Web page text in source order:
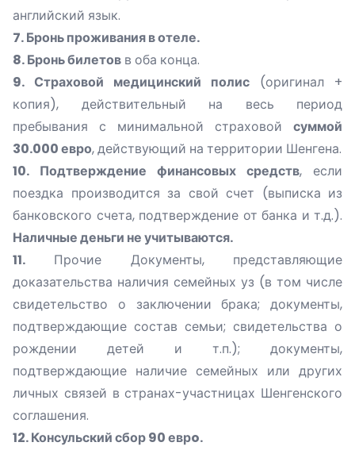
английский язык.
7. Бронь проживания в отеле.
8. Бронь билетов в оба конца.
9. Страховой медицинский полис (оригинал +
копия), действительный на весь период
пребывания с минимальной страховой суммой
30.000 евро, действующий на территории Шенгена.
10. Подтверждение финансовых средств, если
поездка производится за свой счет (выписка из
банковского счета, подтверждение от банка и т.д.).
Наличные деньги не учитываются.
11. Прочие Документы, представляющие
доказательства наличия семейных уз (в том числе
свидетельство о заключении брака; документы,
подтверждающие состав семьи; свидетельства о
рождении детей и т.п.); документы,
подтверждающие наличие семейных или других
личных связей в странах-участницах Шенгенского
соглашения.
12. Консульский сбор 90 еврo.